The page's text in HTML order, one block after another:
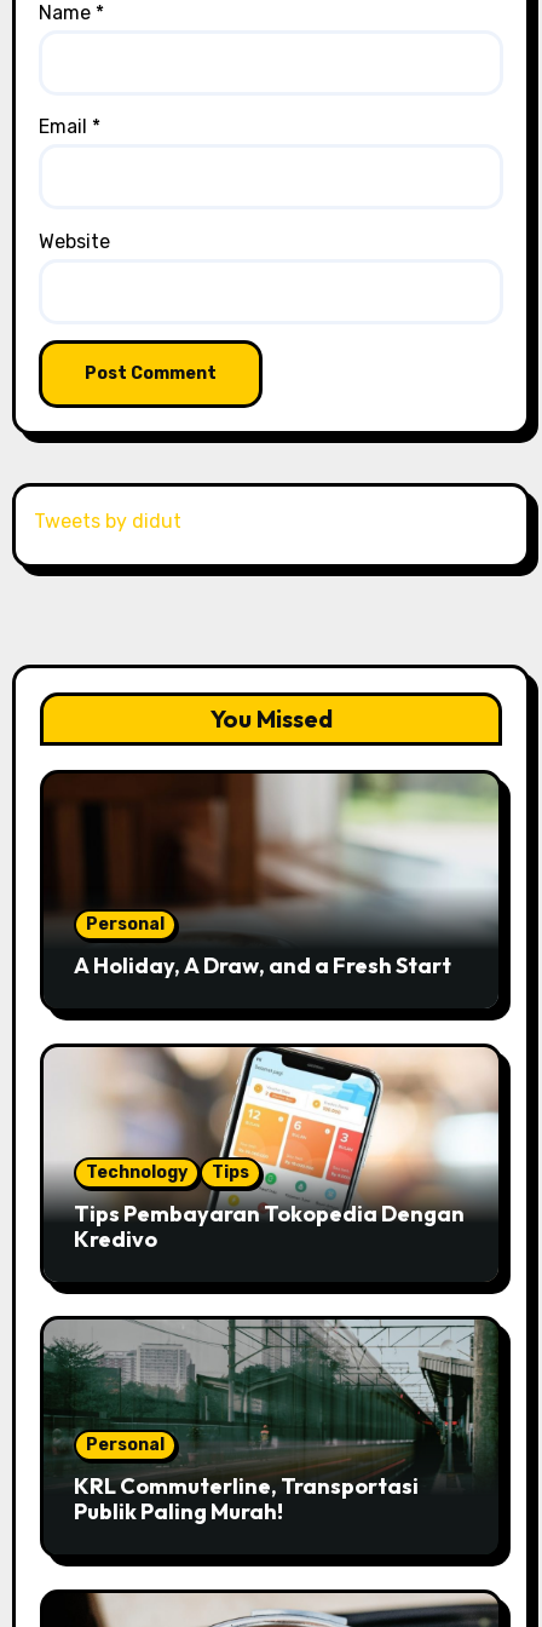
Name *
Email *
Website
Tweets by didut
You Missed
Personal
A Holiday, A Draw, and a Fresh Start
Technology Tips
Tips Pembayaran Tokopedia Dengan
Kredivo
Personal
KRL Commuterline, Transportasi
Publik Paling Murah!